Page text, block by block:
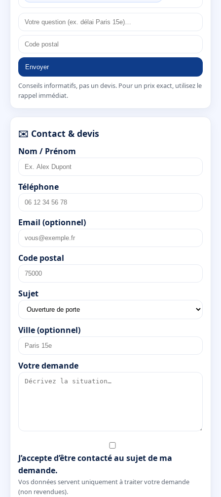
Envoyer
Conseils informatifs, pas un devis. Pour un prix exact, utilisez le
rappel immédiat.
✉️ Contact & devis
Nom / Prénom
Téléphone
Email (optionnel)
Code postal
Sujet
Ville (optionnel)
Votre demande
J’accepte d’être contacté au sujet de ma
demande.
Vos données servent uniquement à traiter votre demande
(non revendues).